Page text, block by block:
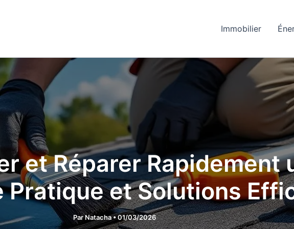
Immobilier
et Réparer Rapidement
Pratique et Solutions
ParNatacha•01/03/2026